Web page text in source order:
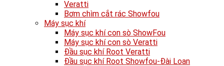
Veratti
Bơm chìm cắt rác Showfou
Máy sục khí
Máy sục khí con sò ShowFou
Máy sục khí con sò Veratti
Đầu sục khí Root Veratti
Đầu sục khí Root Showfou-Đài Loan